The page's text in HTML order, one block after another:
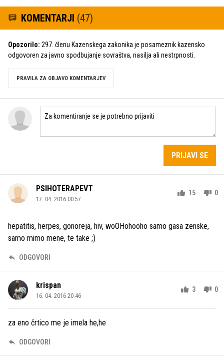
KOMENTARJI (47)
Opozorilo: 297. členu Kazenskega zakonika je posameznik kazensko
odgovoren za javno spodbujanje sovraštva, nasilja ali nestrpnosti.
PRAVILA ZA OBJAVO KOMENTARJEV
PRIJAVI SE
PSIHOTERAPEVT
17. 04. 2016 00.57
15 0
hepatitis, herpes, gonoreja, hiv, woOHohooho samo gasa zenske,
samo mimo mene, te take ;)
ODGOVORI
krispan
16. 04. 2016 20.46
3 0
za eno črtico me je imela he,he
ODGOVORI